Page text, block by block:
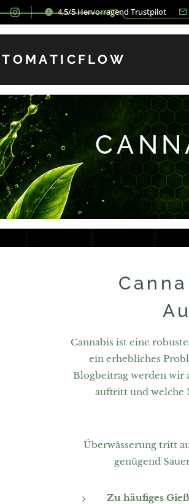
4,5/5 Hervorragend Trustpilot
Cannabis ist eine
ein erhebliches
Blogbeitrag werden wir
auftritt und welche
Überwässerung tritt
genügend
Zu häufiges